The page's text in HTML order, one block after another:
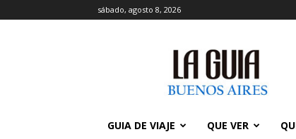
sábado, agosto 8, 2026
Guía
de
Buenos
GUIA DE VIAJE
QUE VER